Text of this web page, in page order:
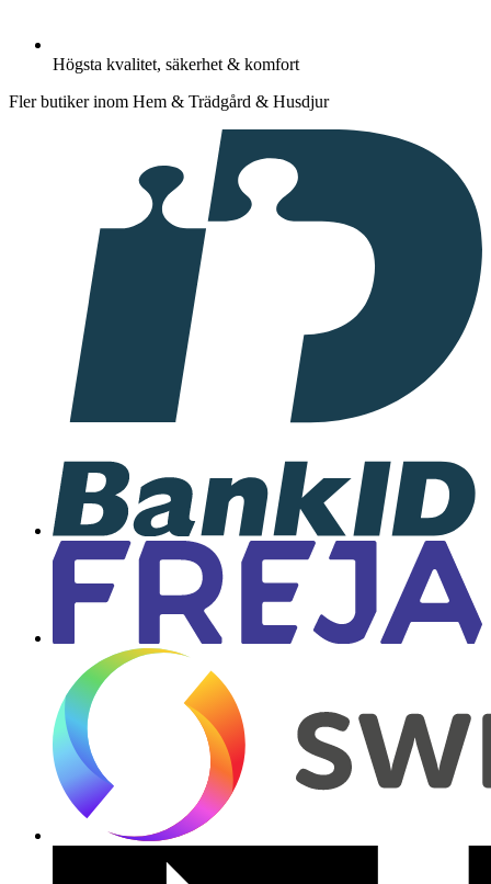
Högsta kvalitet, säkerhet & komfort
Fler butiker inom Hem & Trädgård & Husdjur